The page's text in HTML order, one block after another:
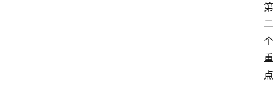
第
二
个
重
点